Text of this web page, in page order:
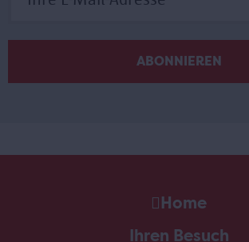
Home
Ihren Besuch